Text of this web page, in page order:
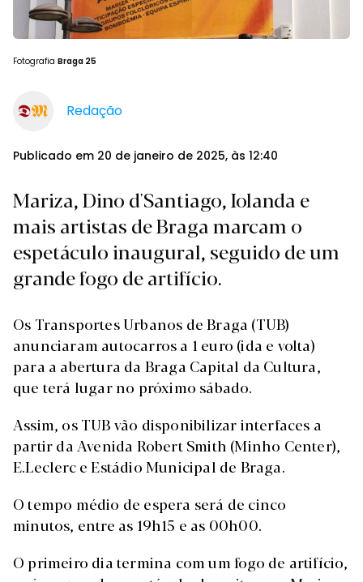
Fotografia Braga 25
Redação
Publicado em 20 de janeiro de 2025, às 12:40
Mariza, Dino d'Santiago, Iolanda e
mais artistas de Braga marcam o
espetáculo inaugural, seguido de um
grande fogo de artifício.
Os Transportes Urbanos de Braga (TUB)
anunciaram autocarros a 1 euro (ida e volta)
para a abertura da Braga Capital da Cultura,
que terá lugar no próximo sábado.
Assim, os TUB vão disponibilizar interfaces a
partir da Avenida Robert Smith (Minho Center),
E.Leclerc e Estádio Municipal de Braga.
O tempo médio de espera será de cinco
minutos, entre as 19h15 e as 00h00.
O primeiro dia termina com um fogo de artifício,